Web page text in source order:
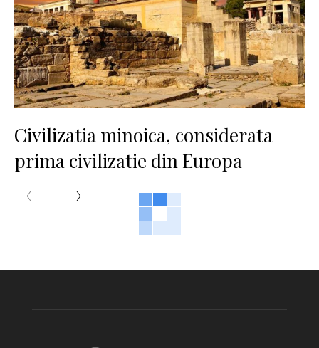
Civilizatia minoica, considerata
prima civilizatie din Europa